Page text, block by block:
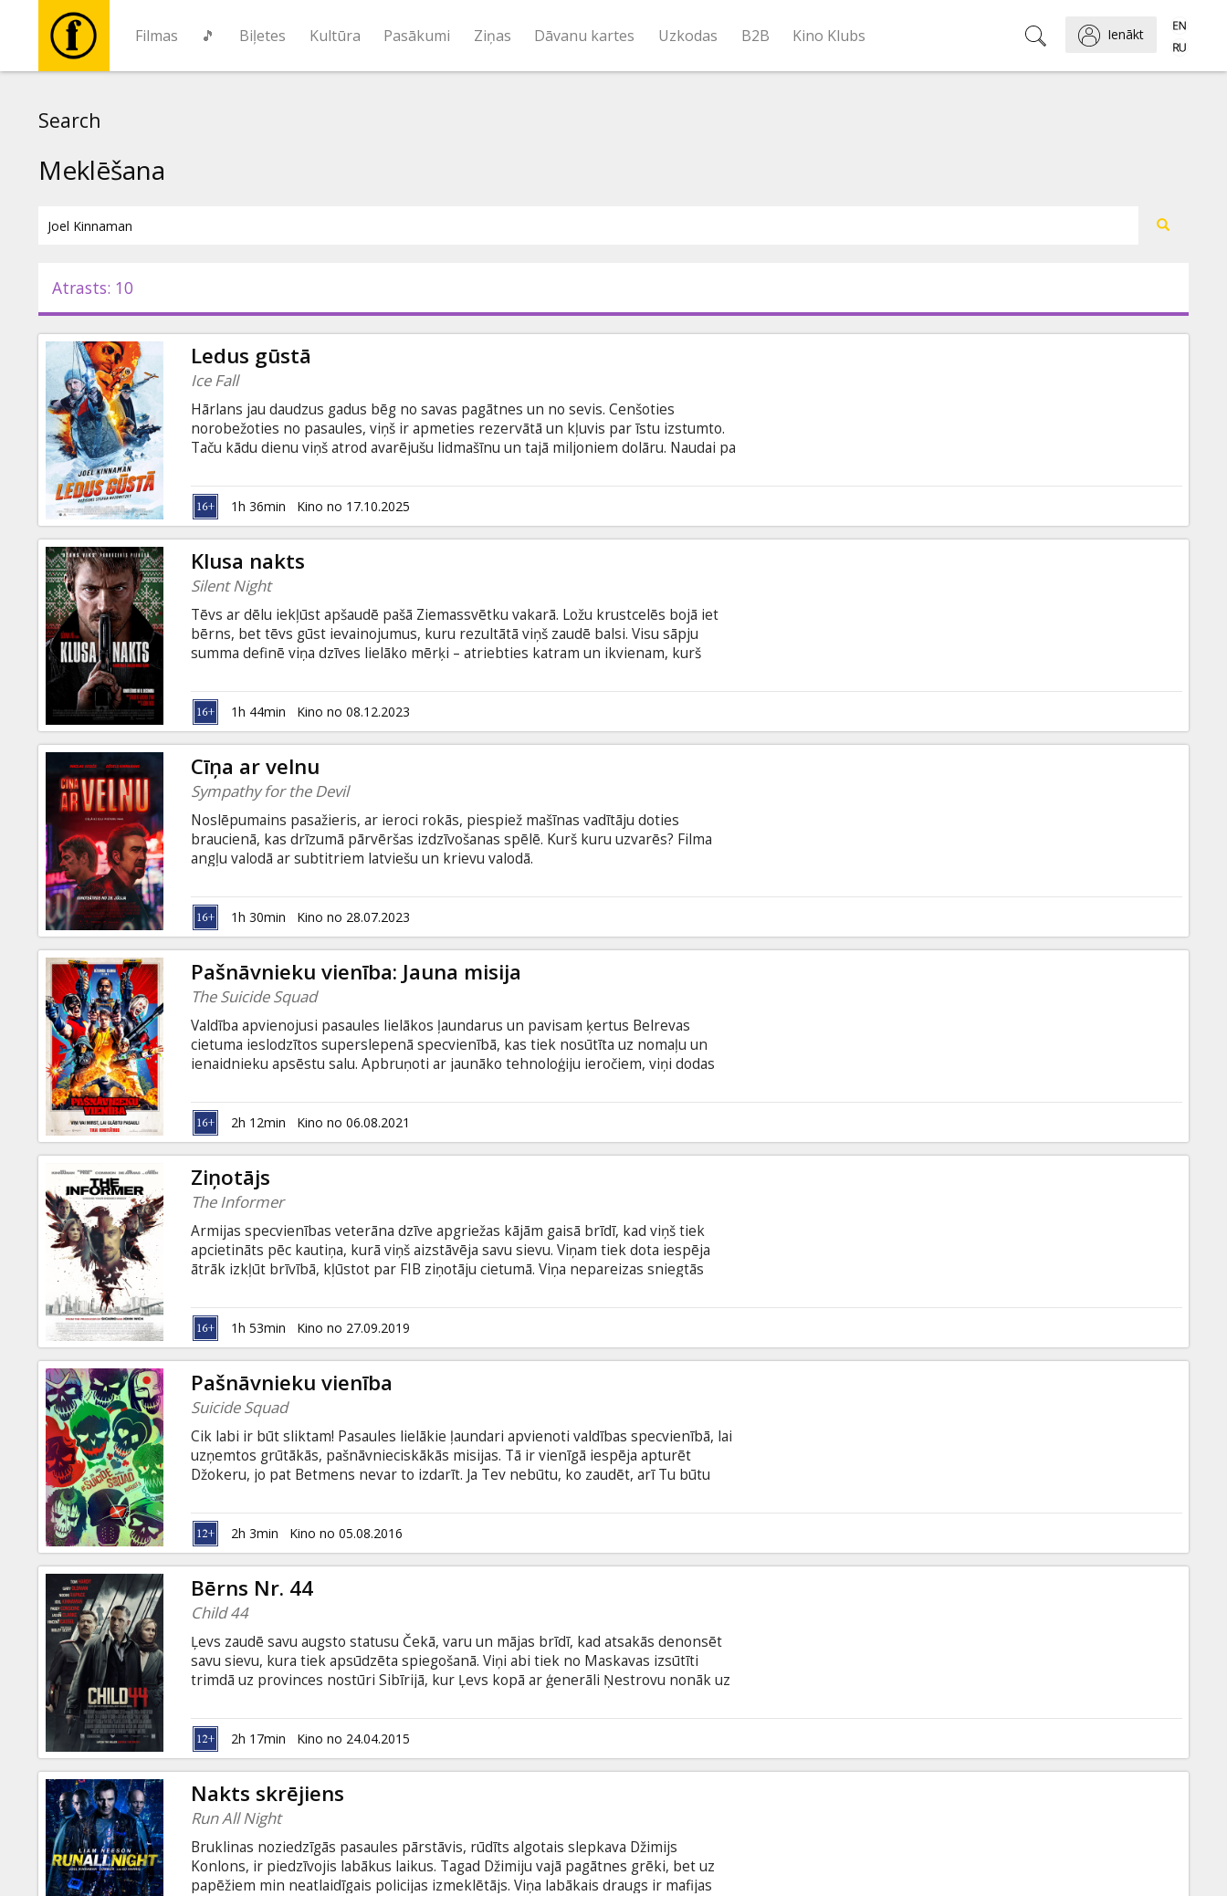
Filmas 🎵 Biļetes Kultūra Pasākumi Ziņas Dāvanu kartes Uzkodas B2B Kino Klubs Ienākt
Pasākumi
Ziņas
Dāvanu
kartes
Uzkodas
B2B
Kino
Klubs
Search
Meklēšana
Atrasts: 10
Ledus gūstā
Ice Fall
Hārlans jau daudzus gadus bēg no savas pagātnes un no sevis. Cenšoties
norobežoties no pasaules, viņš ir apmeties rezervātā un kļuvis par īstu izstumto.
Taču kādu dienu viņš atrod avarējušu lidmašīnu un tajā miljoniem dolāru. Naudai pa
lai izdzīvotu bīstamajā spēlē, kurā viņš ir iesaistījies pret paša gribu. Filma angļu
valodā ar subtitriem latviešu un krievu valodā.
1h 36min Kino no 17.10.2025
Klusa nakts
Silent Night
Tēvs ar dēlu iekļūst apšaudē pašā Ziemassvētku vakarā. Ložu krustcelēs bojā iet
bērns, bet tēvs gūst ievainojumus, kuru rezultātā viņš zaudē balsi. Visu sāpju
summa definē viņa dzīves lielāko mērķi – atriebties katram un ikvienam, kurš
valodā ar subtitriem latviešu un krievu valodā.
1h 44min Kino no 08.12.2023
Cīņa ar velnu
Sympathy for the Devil
Noslēpumains pasažieris, ar ieroci rokās, piespiež mašīnas vadītāju doties
braucienā, kas drīzumā pārvēršas izdzīvošanas spēlē. Kurš kuru uzvarēs? Filma
angļu valodā ar subtitriem latviešu un krievu valodā.
1h 30min Kino no 28.07.2023
Pašnāvnieku vienība: Jauna misija
The Suicide Squad
Valdība apvienojusi pasaules lielākos ļaundarus un pavisam ķertus Belrevas
cietuma ieslodzītos superslepenā specvienībā, kas tiek nosūtīta uz nomaļu un
ienaidnieku apsēstu salu. Apbruņoti ar jaunāko tehnoloģiju ieročiem, viņi dodas
– viena nepareiza kustība, un ar viņiem ir cauri. Filmas sižets balstīts uz DC Comics
ļaundaru tāda paša nosaukuma komandu. Filma angļu valodā ar subtitriem latviešu
un krievu valodā.
2h 12min Kino no 06.08.2021
Ziņotājs
The Informer
Armijas specvienības veterāna dzīve apgriežas kājām gaisā brīdī, kad viņš tiek
apcietināts pēc kautiņa, kurā viņš aizstāvēja savu sievu. Viņam tiek dota iespēja
ātrāk izkļūt brīvībā, kļūstot par FIB ziņotāju cietumā. Viņa nepareizas sniegtās
policijas puses un FIB atteikšanās viņu aizsargāt. Elpu aizraujošā trillerī galvenajam
varonim par izdzīvošanu jācīnās gan pret mafiju, gan policiju, gan FIB. Filma angļu
valodā ar subtitriem latviešu un krievu valodā.
1h 53min Kino no 27.09.2019
Pašnāvnieku vienība
Suicide Squad
Cik labi ir būt sliktam! Pasaules lielākie ļaundari apvienoti valdības specvienībā, lai
uzņemtos grūtākās, pašnāvnieciskākās misijas. Tā ir vienīgā iespēja apturēt
Džokeru, jo pat Betmens nevar to izdarīt. Ja Tev nebūtu, ko zaudēt, arī Tu būtu
2D un 3D formātā.
2h 3min Kino no 05.08.2016
Bērns Nr. 44
Child 44
Ļevs zaudē savu augsto statusu Čekā, varu un mājas brīdī, kad atsakās denonsēt
savu sievu, kura tiek apsūdzēta spiegošanā. Viņi abi tiek no Maskavas izsūtīti
trimdā uz provinces nostūri Sibīrijā, kur Ļevs kopā ar ģenerāli Ņestrovu nonāk uz
taisnību draud atmaskot sistēmisko noziegumu slēpšanas mēģinājumu, par kuru ir
atbildīgs Ļeva psihopātiskais sāncensis Čekā Vasīlijs, kurš uzsver: "Paradīzē
noziedzība nepastāv". Filma angļu valodā ar subtitriem latviešu un krievu valodā.
2h 17min Kino no 24.04.2015
Nakts skrējiens
Run All Night
Bruklinas noziedzīgās pasaules pārstāvis, rūdīts algotais slepkava Džimijs
Konlons, ir piedzīvojis labākus laikus. Tagad Džimiju vajā pagātnes grēki, bet uz
papēžiem min neatlaidīgais policijas izmeklētājs. Viņa labākais draugs ir mafijas